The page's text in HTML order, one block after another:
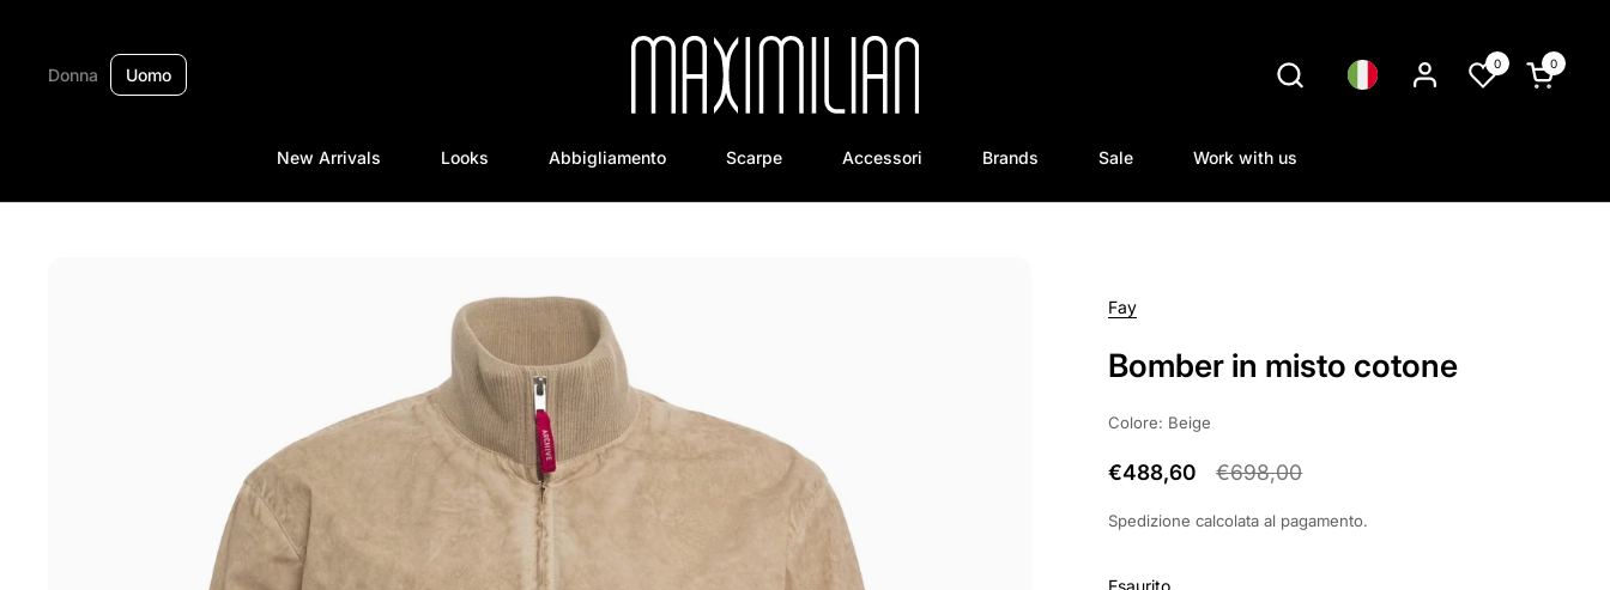
Donna Uomo Lingua 0
Apri
0
New Arrivals Looks Abbigliamento Scarpe Accessori Brands Sale Work with us
Fay
Bomber in misto cotone
Colore: Beige
€488,60 €698,00
Spedizione calcolata al pagamento.
Esaurito